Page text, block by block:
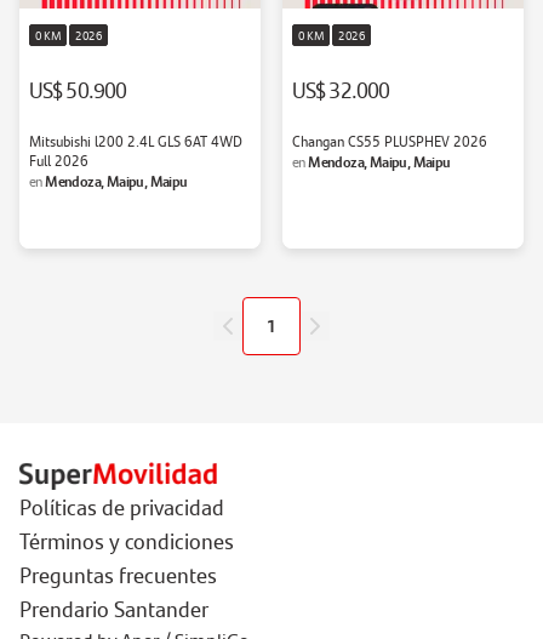
0 KM 2026
US$ 50.900
Mitsubishi l200 2.4L GLS 6AT 4WD
Full 2026
enMendoza, Maipu, Maipu
0 KM 2026
US$ 32.000
Changan CS55 PLUSPHEV 2026
enMendoza, Maipu, Maipu
1
Políticas de privacidad
Términos y condiciones
Preguntas frecuentes
Prendario Santander